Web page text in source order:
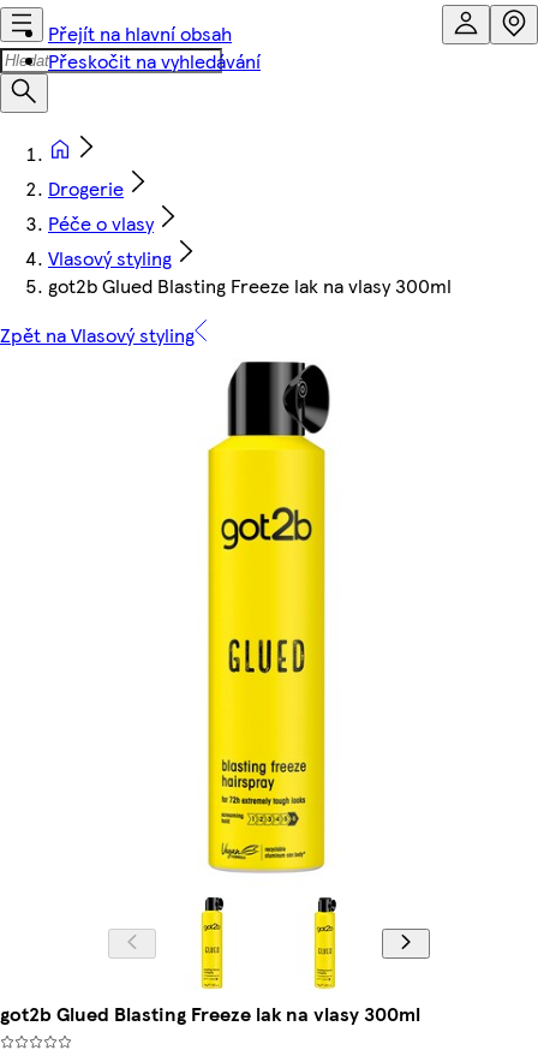
Přejít na hlavní obsah
Přeskočit na vyhledávání
Drogerie
Péče o vlasy
Vlasový styling
got2b Glued Blasting Freeze lak na vlasy 300ml
Zpět na Vlasový styling
got2b Glued Blasting Freeze lak na vlasy 300ml